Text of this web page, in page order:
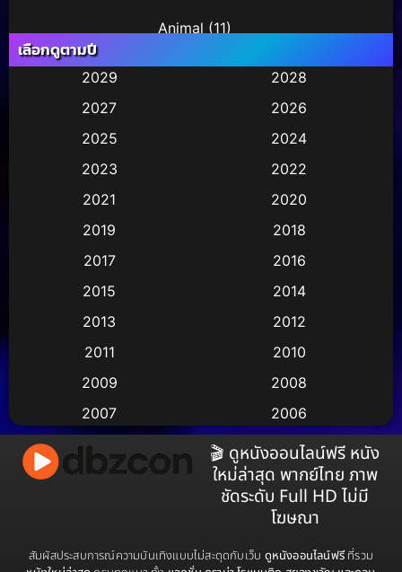
Animal (11)
Animation การ์ตูน(29)
Based on a True Story สร้างจากเรื่องจริง(3)
Based on a True Story เรื่องจริง(38)
Based on a True Story เรื่องจริง(73)
Based on Novel(16)
เลือกดูตามปี
2029
2028
2027
2026
2025
2024
2023
2022
2021
2020
2019
2018
2017
2016
2015
2014
2013
2012
2011
2010
2009
2008
2007
2006
2005
2004
2003
2002
2000
1997
1996
🎬 ดูหนังออนไลน์ฟรี หนัง
ใหม่ล่าสุด พากย์ไทย ภาพ
ชัดระดับ Full HD ไม่มี
โฆษณา
สัมผัสประสบการณ์ความบันเทิงแบบไม่สะดุดกับเว็บ ดูหนังออนไลน์ฟรีที่รวม